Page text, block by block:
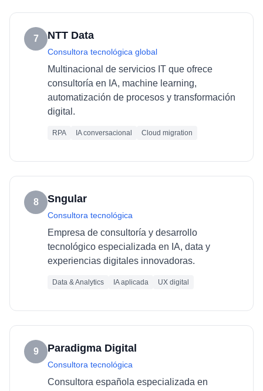
7 NTT Data
Consultora tecnológica global
Multinacional de servicios IT que ofrece
consultoría en IA, machine learning,
automatización de procesos y transformación
digital.
RPA IA conversacional Cloud migration
8 Sngular
Consultora tecnológica
Empresa de consultoría y desarrollo
tecnológico especializada en IA, data y
experiencias digitales innovadoras.
Data & Analytics IA aplicada UX digital
9 Paradigma Digital
Consultora tecnológica
Consultora española especializada en